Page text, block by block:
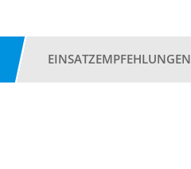
EINSATZEMPFEHLUNGEN